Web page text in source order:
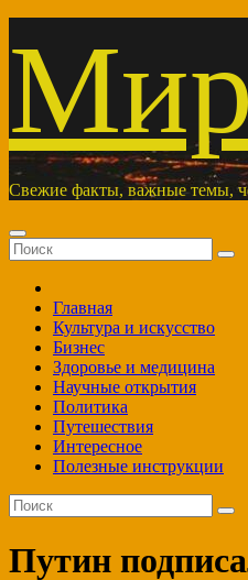
к
содержимому
Свежие факты, важные темы,
Главная
Культура и искусство
Бизнес
Здоровье и медицина
Научные открытия
Политика
Путешествия
Интересное
Полезные инструкции
Путин